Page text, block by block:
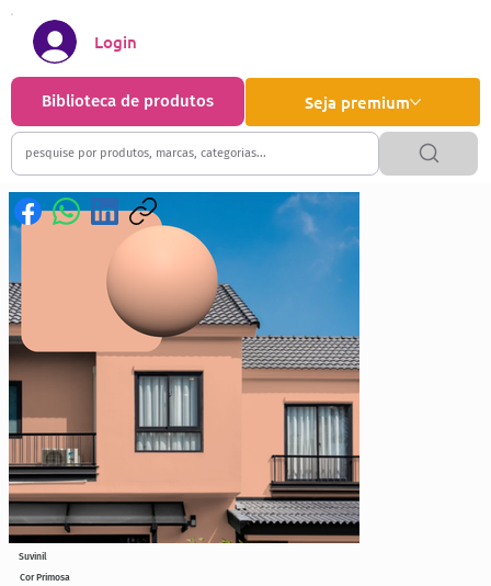
Seja premium
Biblioteca de produtos
Login
Cor Primosa
Suvinil